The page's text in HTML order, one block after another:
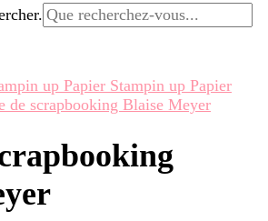
up Papier Stampin up Papier
de scrapbooking Blaise Meyer